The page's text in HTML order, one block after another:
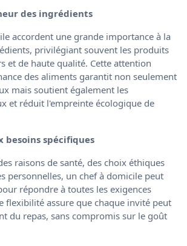
des ingrédients
accordent une grande importance à la
privilégiant souvent les produits
et de haute qualité. Cette attention
des aliments garantit non seulement
mais soutient également les
et réduit l'empreinte écologique de
spécifiques
raisons de santé, des choix éthiques
personnelles, un chef à domicile peut
répondre à toutes les exigences
flexibilité assure que chaque invité peut
du repas, sans compromis sur le goût